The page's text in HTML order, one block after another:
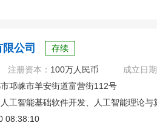
公司 存续
注册资本： 100万人民币
成立日
邛崃市羊安街道富营街112号
工智能基础软件开发、人工智能理论
08:38:10